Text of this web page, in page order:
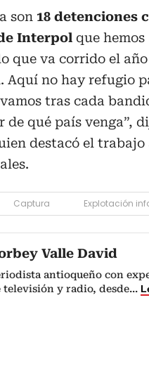
son 18 detenciones
Interpol que hemos
que va corrido el
Aquí no hay refugio
tras cada
de qué país venga”,
destacó el
Captura Explotación
Valle David
antioqueño con
televisión y radio, desde...